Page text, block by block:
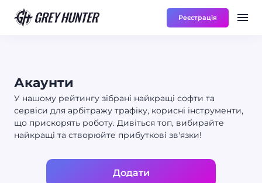
RU Робота
Реєстрація
Акаунти
У нашому рейтингу зібрані найкращі софти та
сервіси для арбітражу трафіку, корисні інструменти,
що прискорять роботу. Дивіться топ, вибирайте
найкращі та створюйте прибуткові зв'язки!
Додати